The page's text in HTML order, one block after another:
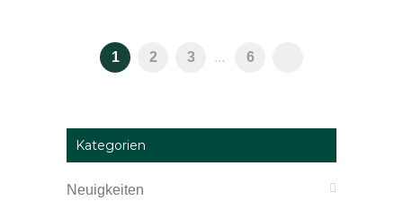
1 2 3 ... 6
Kategorien
Neuigkeiten